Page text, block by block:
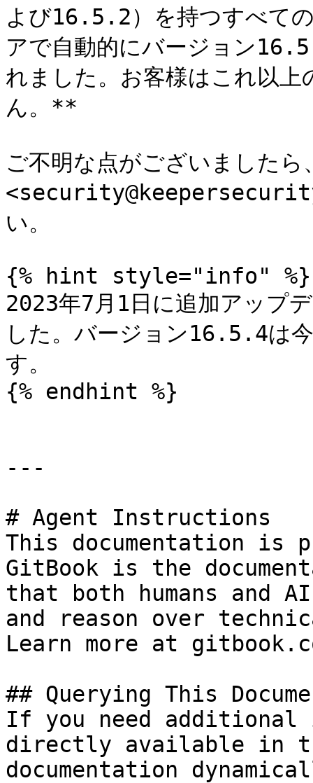
よび16.5.2）を持つすべて
アで自動的にバージョン
れました。お客様はこれ以
ん。**
ご不明な点がございましたら
い。
{% hint style="info" %}
2023年7月1日に追加アップ
した。バージョン16.5.4は
す。
{% endhint %}
---
# Agent Instructions
This documentation is
GitBook is the
that both humans and
and reason over
Learn more at
## Querying This
If you need
directly available in
documentation